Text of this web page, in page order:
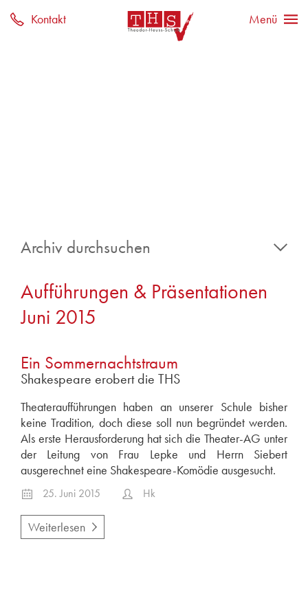
Archiv durchsuchen
Juli 2026
2025
2024
Dezember 2024
Juni 2024
Mai 2024
April 2024
2023
Dezember 2023
November 2023
Juni 2023
April 2023
Aufführungen & Präsentationen
Juni 2015
Ein Sommernachtstraum
Shakespeare erobert die THS
Theateraufführungen haben an unserer Schule bisher
keine Tradition, doch diese soll nun begründet werden.
Als erste Herausforderung hat sich die Theater-AG unter
der Leitung von Frau Lepke und Herrn Siebert
ausgerechnet eine Shakespeare-Komödie ausgesucht.
25. Juni 2015 Hk
Weiterlesen